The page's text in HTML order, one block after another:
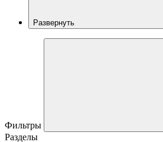
Развернуть
Фильтры
Разделы